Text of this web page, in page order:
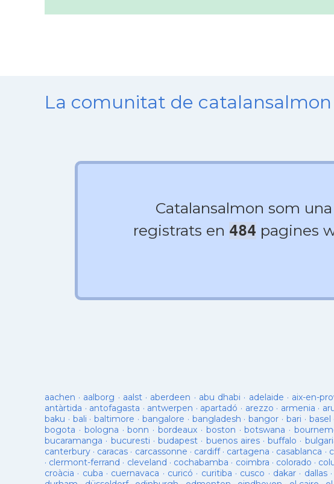
La comunitat de catalansalmon
Catalansalmon som
registrats en 484 pagines
aachen · aalborg · aalst· aberdeen · abu dhabi · adelaide · aix-en-
antàrtida · antofagasta · antwerpen · apartadó · arezzo · armenia ·
baku · bali ·baltimore · bangalore · bangladesh ·bangor · bari · basel
bogota · bologna ·bonn ·bordeaux · boston ·botswana ·
bucaramanga · bucuresti · budapest · buenos aires·buffalo ·
canterbury · caracas · carcassonne · cardiff· cartagena · casablanca ·
· clermont-ferrand · cleveland · cochabamba · coimbra · colorado ·
croàcia · cuba · cuernavaca · curicó · curitiba · cusco · dakar · dallas·